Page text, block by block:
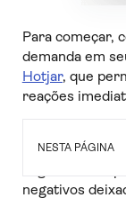
Para começar,
demanda em
Hotjar, que
reações
plano, e colete
negativos
NESTA PÁGINA